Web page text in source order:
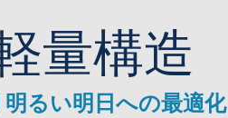
量構造
明るい明日への最適化